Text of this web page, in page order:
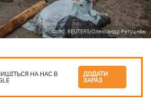
Фото: REUTERS/Олександр Ратушняк
НА НАС В ДОДАТИ
ЗАРАЗ